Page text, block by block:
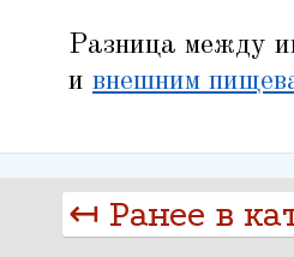
Разница между
и внешним
↤ Ранее в